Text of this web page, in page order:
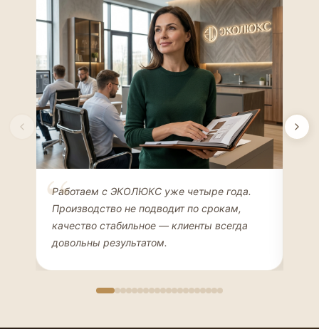
Елена Соколова
ДИЗАЙНЕР ИНТЕРЬЕРОВ
Работаем с ЭКОЛЮКС уже четыре года.
Производство не подводит по срокам,
качество стабильное — клиенты всегда
довольны результатом.